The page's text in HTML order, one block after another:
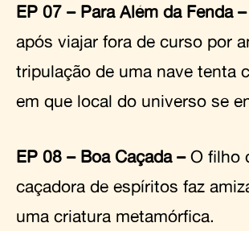
EP 07 – Para Além da Fenda –
após viajar fora de curso por
tripulação de uma nave tenta
em que local do universo se
EP 08 – Boa Caçada –O filho
caçadora de espíritos faz
uma criatura metamórfica.